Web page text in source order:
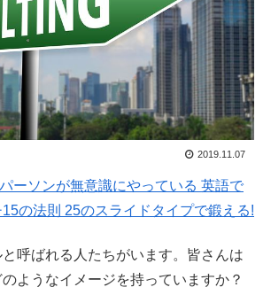
2019.11.07
ーソンが無意識にやっている 英語で
の法則 25のスライドタイプで鍛える!
呼ばれる人たちがいます。皆さんは
ようなイメージを持っていますか？